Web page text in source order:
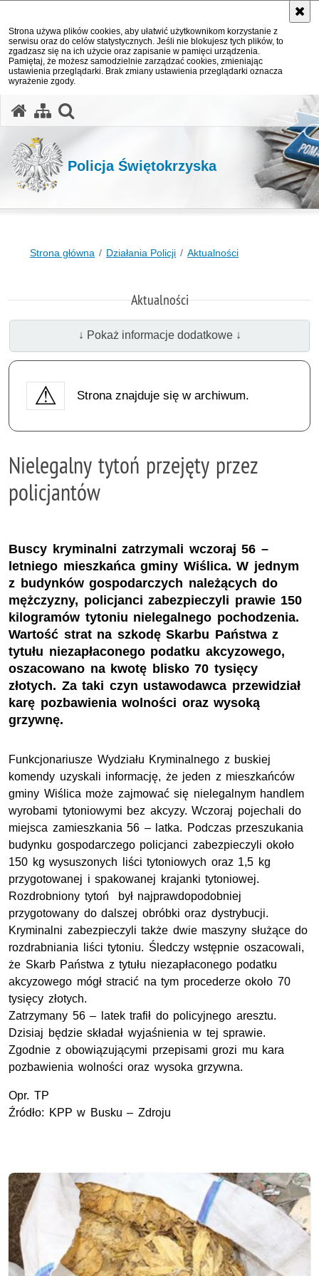
Strona używa plików cookies, aby ułatwić użytkownikom korzystanie z
serwisu oraz do celów statystycznych. Jeśli nie blokujesz tych plików, to
zgadzasz się na ich użycie oraz zapisanie w pamięci urządzenia.
Pamiętaj, że możesz samodzielnie zarządzać cookies, zmieniając
ustawienia przeglądarki. Brak zmiany ustawienia przeglądarki oznacza
wyrażenie zgody.
Policja Świętokrzyska
Strona główna Działania Policji Aktualności
Aktualności
↓ Pokaż informacje dodatkowe ↓
Strona znajduje się w archiwum.
Nielegalny tytoń przejęty przez
policjantów
Buscy kryminalni zatrzymali wczoraj 56 –
letniego mieszkańca gminy Wiślica. W jednym
z budynków gospodarczych należących do
mężczyzny, policjanci zabezpieczyli prawie 150
kilogramów tytoniu nielegalnego pochodzenia.
Wartość strat na szkodę Skarbu Państwa z
tytułu niezapłaconego podatku akcyzowego,
oszacowano na kwotę blisko 70 tysięcy
złotych. Za taki czyn ustawodawca przewidział
karę pozbawienia wolności oraz wysoką
grzywnę.
Funkcjonariusze Wydziału Kryminalnego z buskiej
komendy uzyskali informację, że jeden z mieszkańców
gminy Wiślica może zajmować się nielegalnym handlem
wyrobami tytoniowymi bez akcyzy. Wczoraj pojechali do
miejsca zamieszkania 56 – latka. Podczas przeszukania
budynku gospodarczego policjanci zabezpieczyli około
150 kg wysuszonych liści tytoniowych oraz 1,5 kg
przygotowanej i spakowanej krajanki tytoniowej.
Rozdrobniony tytoń był najprawdopodobniej
przygotowany do dalszej obróbki oraz dystrybucji.
Kryminalni zabezpieczyli także dwie maszyny służące do
rozdrabniania liści tytoniu. Śledczy wstępnie oszacowali,
że Skarb Państwa z tytułu niezapłaconego podatku
akcyzowego mógł stracić na tym procederze około 70
tysięcy złotych.
Zatrzymany 56 – latek trafił do policyjnego aresztu.
Dzisiaj będzie składał wyjaśnienia w tej sprawie.
Zgodnie z obowiązującymi przepisami grozi mu kara
pozbawienia wolności oraz wysoka grzywna.
Opr. TP
Źródło: KPP w Busku – Zdroju